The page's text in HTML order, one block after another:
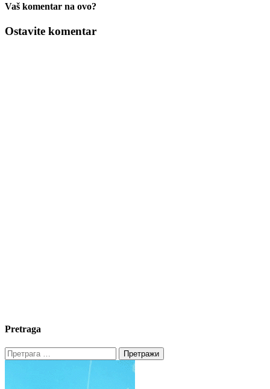
Vaš komentar na ovo?
Ostavite komentar
Pretraga
Претрага
за: